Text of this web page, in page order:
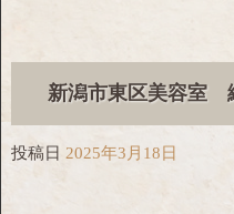
新潟市東区美容室
投稿日 2025年3月18日